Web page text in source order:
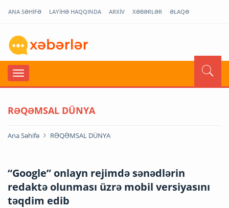
ANA SƏHİFƏ LAYİHƏ HAQQINDA ARXİV XƏBƏRLƏR ƏLAQƏ
RƏQƏMSAL DÜNYA
Ana Səhifə RƏQƏMSAL DÜNYA
“Google” onlayn rejimdə sənədlərin
redaktə olunması üzrə mobil versiyasını
təqdim edib